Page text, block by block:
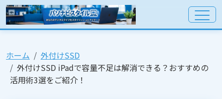
ホーム
外付けSSD
外付けSSD iPadで容量不足は解消できる？おすすめの
活用術3選をご紹介！